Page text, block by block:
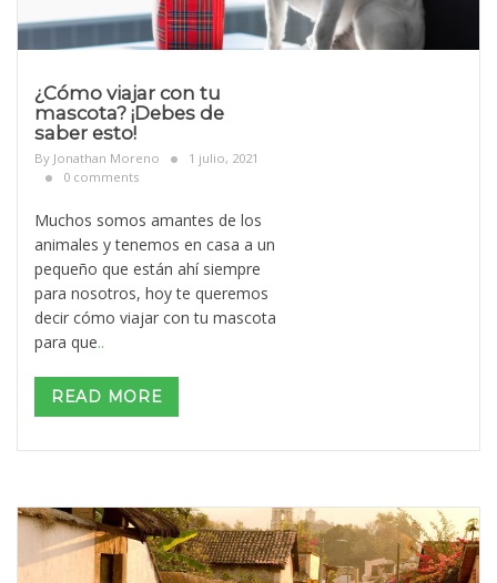
¿Cómo viajar con tu
mascota? ¡Debes de
saber esto!
By Jonathan Moreno
1 julio, 2021
0 comments
Muchos somos amantes de los
animales y tenemos en casa a un
pequeño que están ahí siempre
para nosotros, hoy te queremos
decir cómo viajar con tu mascota
para que..
READ MORE